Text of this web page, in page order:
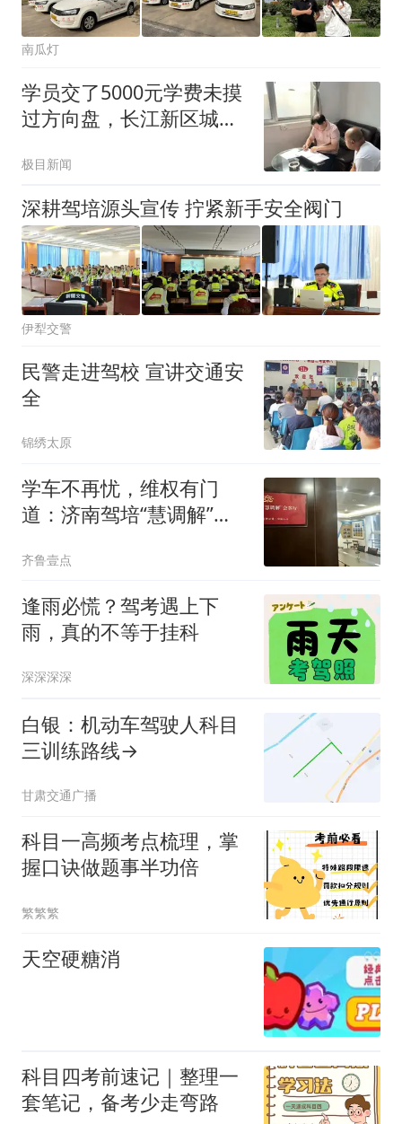
南瓜灯
学员交了5000元学费未摸
过方向盘，长江新区城管
极目新闻
深耕驾培源头宣传 拧紧新手安全阀门
伊犁交警
民警走进驾校 宣讲交通安
全
锦绣太原
学车不再忧，维权有门
道：济南驾培“慧调解”工
齐鲁壹点
逢雨必慌？驾考遇上下
雨，真的不等于挂科️
深深深深
白银：机动车驾驶人科目
三训练路线→
甘肃交通广播
科目一高频考点梳理，掌
握口诀做题事半功倍
繁繁繁
天空硬糖消
科目四考前速记｜整理一
套笔记，备考少走弯路